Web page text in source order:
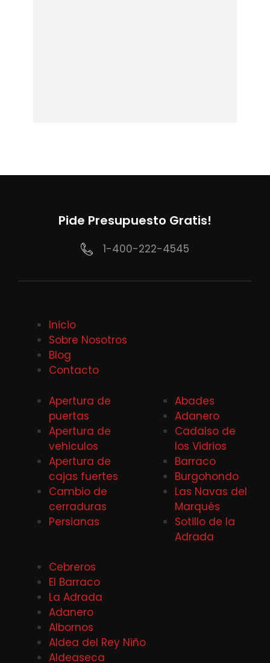
Pide Presupuesto Gratis!
1-400-222-4545
Inicio
Sobre Nosotros
Blog
Contacto
Apertura de
puertas
Apertura de
vehiculos
Apertura de
cajas fuertes
Cambio de
cerraduras
Persianas
Abades
Adanero
Cadalso de
los Vidrios
Barraco
Burgohondo
Las Navas del
Marqués
Sotillo de la
Adrada
Cebreros
El Barraco
La Adrada
Adanero
Albornos
Aldea del Rey Niño
Aldeaseca